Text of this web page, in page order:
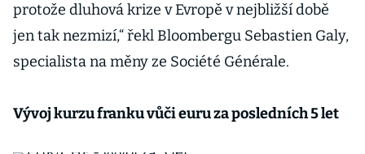
protože dluhová krize v Evropě v nejbližší době
jen tak nezmizí,“ řekl Bloombergu Sebastien Galy,
specialista na měny ze Société Générale.
Vývoj kurzu franku vůči euru za posledních 5 let